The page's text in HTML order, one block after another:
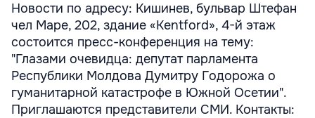
Новости по адресу: Кишинев, бульвар Штефан
чел Маре, 202, здание «Kentford», 4-й этаж
состоится пресс-конференция на тему:
"Глазами очевидца: депутат парламента
Республики Молдова Думитру Годорожа о
гуманитарной катастрофе в Южной Осетии".
Приглашаются представители СМИ. Контакты: